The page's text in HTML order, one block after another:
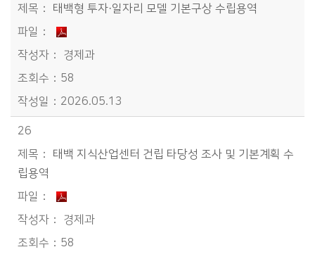
태백형 투자·일자리 모델 기본구상 수립용역
경제과
58
2026.05.13
26
태백 지식산업센터 건립 타당성 조사 및 기본계획 수
립용역
경제과
58